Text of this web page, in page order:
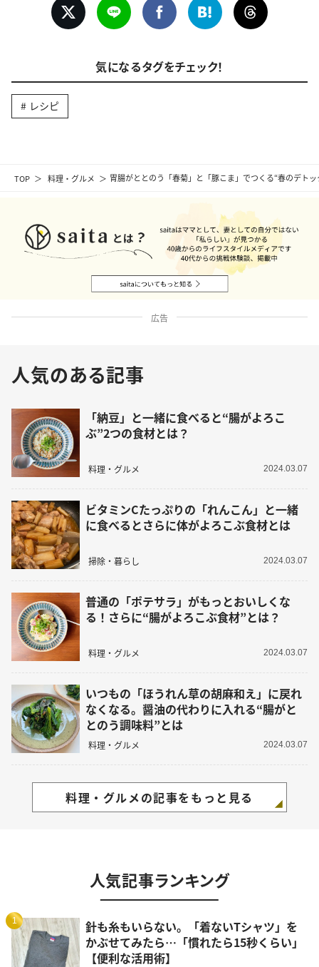
TOP 料理・グルメ 胃腸がととのう「春菊」と「豚こま」でつくる“春のデト
気になるタグをチェック！
レシピ
広告
人気のある記事
「納豆」と一緒に食べると“腸がよろこ
ぶ”2つの食材とは？
料理・グルメ 2024.03.07
ビタミンCたっぷりの「れんこん」と一緒
に食べるとさらに体がよろこぶ食材とは
掃除・暮らし 2024.03.07
普通の「ポテサラ」がもっとおいしくな
る！さらに“腸がよろこぶ食材”とは？
料理・グルメ 2024.03.07
いつもの「ほうれん草の胡麻和え」に戻れ
なくなる。醤油の代わりに入れる“腸がと
とのう調味料”とは
料理・グルメ 2024.03.07
料理・グルメの記事をもっと見る
人気記事ランキング
1
針も糸もいらない。「着ないTシャツ」を
かぶせてみたら…「慣れたら15秒くらい」
【便利な活用術】